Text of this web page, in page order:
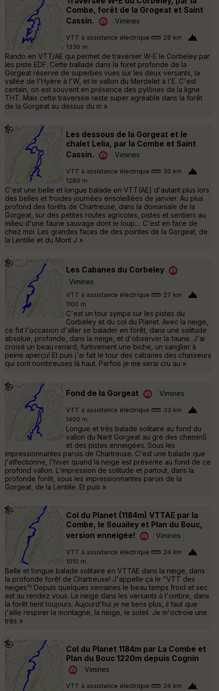
Combe, forêt de la Grogeat et Saint
Cassin.
Vimines
VTT à assistance électrique
28 km
1330 m
Rando en VTT/AE qui permet de traverser W-E le Corbeley par
les piste EDF. Cette ballade dans la foret profonde de la
Gorgeat réserve de superbes vues sur les deux versants, la
vallée de l'Hyère à l'W, et le vallon du Merdelet à l'E. C'est
certain, on est souvent en présence des pylônes de la ligne
THT. Mais cette traversée reste super agréable dans la forêt
de la Gorgeat au dessus du m »
Les dessous de la Gorgeat et le
chalet Lelia, par la Combe et Saint
Cassin.
Vimines
VTT à assistance électrique
30 km
1280 m
C'est une belle et longue balade en VTT(AE) d'autant plus lors
des belles et froides journées ensoleillées de janvier. Au plus
profond des forêts de Chartreuse, dans la domaniale de la
Gorgeat, sur des petites routes agricoles, pistes et sentiers au
milieu d'une faune sauvage dont le loup.... C'est en face de
chez moi. Les grandes faces de des pointes de la Gorgeat, de
la Lentille et du Mont J »
Les Cabanes du Corbeley
Vimines
VTT à assistance électrique
27 km
1100 m
C'est un tour sympa sur les pistes du
Corbeley et du col du Planet. Avec la neige,
ce fut l'occasion d'aller se balader en forêt, dans une solitude
absolue, profonde, dans la neige, et d'observer la faune. J'ai
croisé un beau renard, furtivement une biche, un sanglier à
peine aperçu! Et puis j'ai fait le tour des cabanes des chasseurs
qui sont nombreuses là haut. Parfois je me serai cru au »
Fond de la Gorgeat Vimines
VTT à assistance électrique
33 km
1400 m
Longue et très balade solitaire au fond du
vallon du Nant Gorgeat au gré des cheminS
et des pistes enneigées. Sous les
impressionnantes parois de Chartreuse. C'est une balade que
j'affectionne, l'hiver quand la neige est présente au fond de ce
profond vallon. L'impression de solitude et partout, dans la
profonde forêt, sous les impressionnantes parois de la
Gorgeat, de la Lentille. Et puis »
Col du Planet (1184m) VTTAE par la
Combe, le Souailey et Plan du Bouc,
version enneigée!
Vimines
VTT à assistance électrique
24 km
1010 m
Belle et longue balade solitaire en VTTAE dans la neige, dans
la profonde forêt de Chartreuse! J'appelle ça le "VTT des
neiges"! Depuis quelques semaines le beau temps froid et sec
est au rendez vous. La neige dans les versants à l'ombre, dans
la forêt tient toujours. Aujourd'hui je ne tiens plus, il faut que
j'aille respirer la montagne, la neige, le soleil. Je m'octroie une
très »
Col du Planet 1184m par La Combe et
Plan du Bouc 1220m depuis Cognin
Vimines
VTT à assistance électrique
24 km